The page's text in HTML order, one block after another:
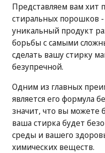
Представляем вам хит
стиральных порошков
уникальный продукт
борьбы с самыми
сделать вашу стирку
безупречной.
Одним из главных
является его формула
значит, что вы можете
ваша стирка будет
среды и вашего
химических веществ.